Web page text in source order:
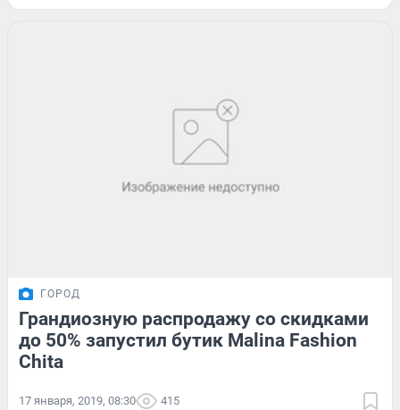
ГОРОД
Грандиозную распродажу со скидками
до 50% запустил бутик Malina Fashion
Chita
17 января, 2019, 08:30 415